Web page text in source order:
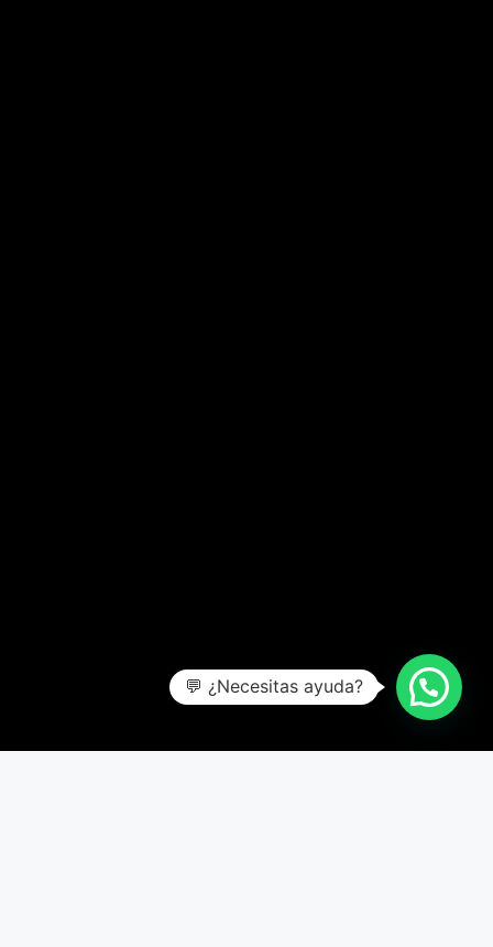
💬 ¿Necesitas ayuda?